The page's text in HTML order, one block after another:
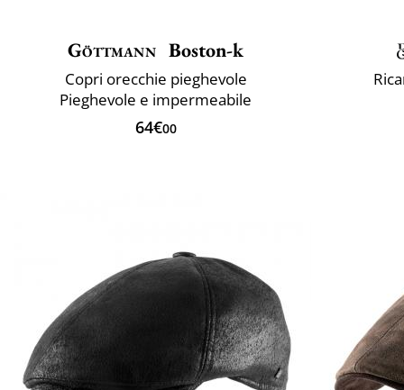
Göttmann Boston-k
Copri orecchie pieghevole
Pieghevole e impermeabile
64€00